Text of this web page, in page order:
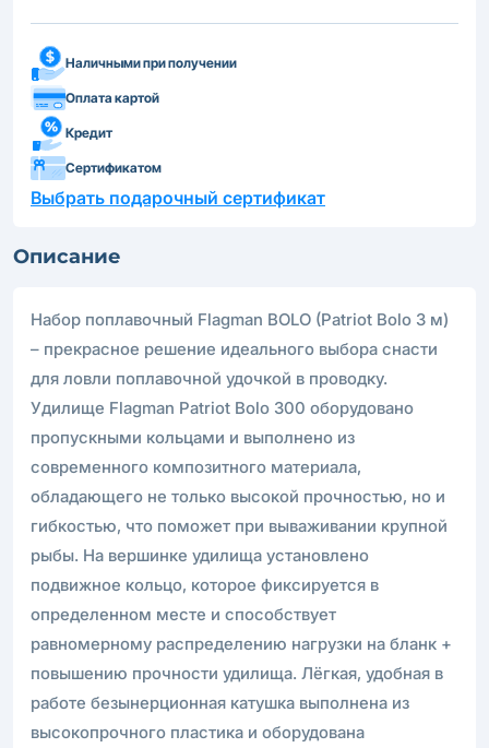
Наличными при получении
Оплата картой
Кредит
Сертификатом
Выбрать подарочный сертификат
Описание
Набор поплавочный Flagman BOLO (Patriot Bolo 3 м)
– прекрасное решение идеального выбора снасти
для ловли поплавочной удочкой в проводку.
Удилище Flagman Patriot Bolo 300 оборудовано
пропускными кольцами и выполнено из
современного композитного материала,
обладающего не только высокой прочностью, но и
гибкостью, что поможет при вываживании крупной
рыбы. На вершинке удилища установлено
подвижное кольцо, которое фиксируется в
определенном месте и способствует
равномерному распределению нагрузки на бланк +
повышению прочности удилища. Лёгкая, удобная в
работе безынерционная катушка выполнена из
высокопрочного пластика и оборудована